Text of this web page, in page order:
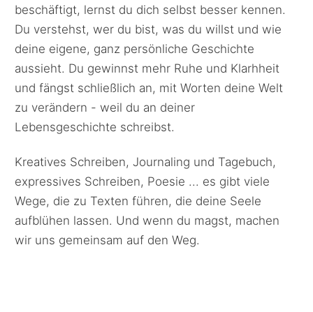
beschäftigt, lernst du dich selbst besser kennen.
Du verstehst, wer du bist, was du willst und wie
deine eigene, ganz persönliche Geschichte
aussieht. Du gewinnst mehr Ruhe und Klarhheit
und fängst schließlich an, mit Worten deine Welt
zu verändern - weil du an deiner
Lebensgeschichte schreibst.
Kreatives Schreiben, Journaling und Tagebuch,
expressives Schreiben, Poesie ... es gibt viele
Wege, die zu Texten führen, die deine Seele
aufblühen lassen. Und wenn du magst, machen
wir uns gemeinsam auf den Weg.